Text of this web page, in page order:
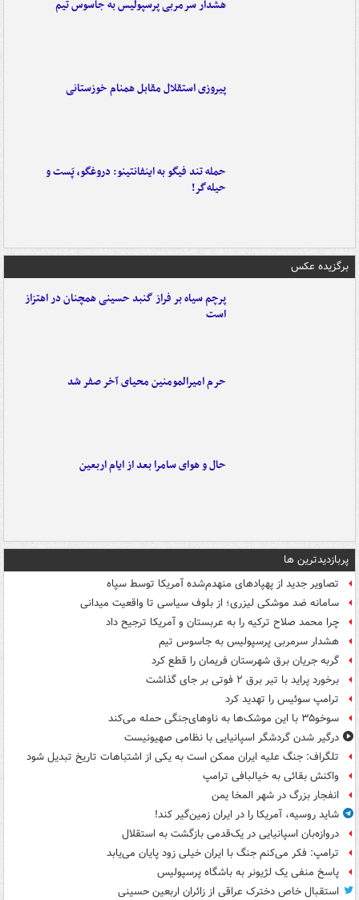
هشدار سرمربی پرسپولیس به جاسوس تیم
پیروزی استقلال مقابل همنام خوزستانی
حمله تند فیگو به اینفانتینو: دروغگو، پَست‌ و
حیله‌گر!
برگزیده عکس
پرچم سیاه بر فراز گنبد حسینی همچنان در اهتزاز
است
حرم امیرالمومنین محیای آخر صفر شد
حال و هوای سامرا بعد از ایام اربعین
پربازدیدترین ها
تصاویر جدید از پهپادهای منهدم‌شده آمریکا توسط سپاه
سامانه ضد موشکی لیزری؛ از بلوف سیاسی تا واقعیت میدانی
چرا محمد صلاح ترکیه را به عربستان و آمریکا ترجیح داد
هشدار سرمربی پرسپولیس به جاسوس تیم
گربه جریان برق شهرستان فریمان را قطع کرد
برخورد پراید با تیر برق ۲ فوتی بر جای گذاشت
ترامپ سوئیس را تهدید کرد
سوخو۳۵ با این موشک‌ها به ناوهای‌جنگی حمله می‌کند
درگیر شدن گردشگر اسپانیایی با نظامی صهیونیست
تلگراف: جنگ علیه ایران ممکن است به یکی از اشتباهات تاریخ تبدیل شود
واکنش بقائی به خیالبافی ترامپ
انفجار بزرگ در شهر المخا یمن
شاید روسیه، آمریکا را در ایران زمین‌گیر کند!
دروازه‌بان اسپانیایی در یک‌قدمی بازگشت به استقلال
ترامپ: فکر می‌کنم جنگ با ایران خیلی زود پایان می‌یابد
پاسخ منفی یک لژیونر به باشگاه پرسپولیس
استقبال خاص دخترک عراقی از زائران اربعین حسینی